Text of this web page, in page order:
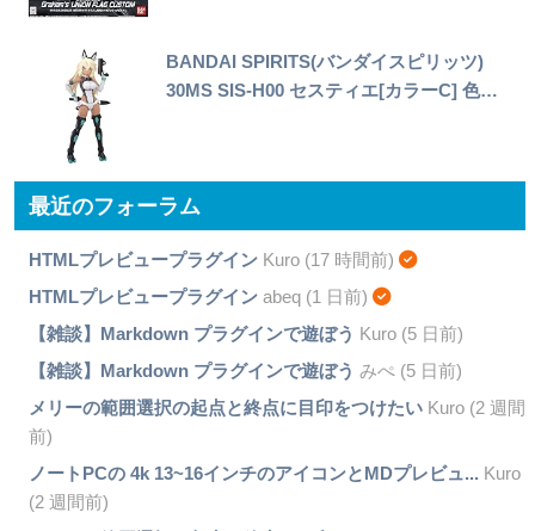
BANDAI SPIRITS(バンダイスピリッツ)
30MS SIS-H00 セスティエ[カラーC] 色…
最近のフォーラム
HTMLプレビュープラグインKuro (17 時間前)
HTMLプレビュープラグインabeq (1 日前)
【雑談】Markdown プラグインで遊ぼう Kuro (5 日前)
【雑談】Markdown プラグインで遊ぼう みぺ (5 日前)
メリーの範囲選択の起点と終点に目印をつけたいKuro (2 週間
前)
ノートPCの 4k 13~16インチのアイコンとMDプレビュ... Kuro
(2 週間前)